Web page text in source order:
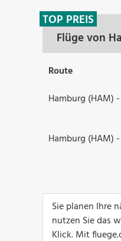
Flüge von
TOP PREIS
Route
Hamburg (HAM)
Hamburg (HAM)
Sie planen Ihre
nutzen Sie das
Klick. Mit